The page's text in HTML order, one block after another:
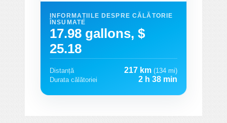
INFORMAȚIILE DESPRE CĂLĂTORIE
ÎNSUMATE
17.98 gallons, $
25.18
Distanță 217 km (134 mi)
Durata călătoriei
2 h 38 min